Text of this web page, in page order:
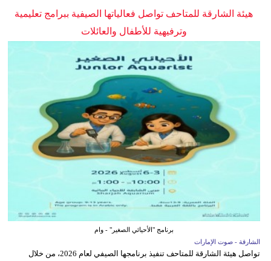
هيئة الشارقة للمتاحف تواصل فعالياتها الصيفية ببرامج تعليمية
وترفيهية للأطفال والعائلات
برنامج "الأحيائي الصغير" - وام
الشارقة - صوت الإمارات
تواصل هيئة الشارقة للمتاحف تنفيذ برنامجها الصيفي لعام 2026، من خلال